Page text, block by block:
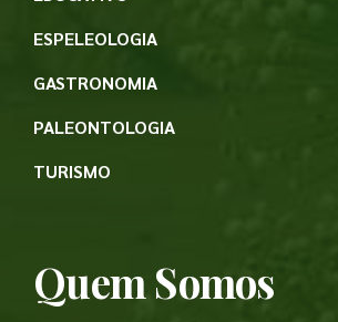
ESPELEOLOGIA
GASTRONOMIA
PALEONTOLOGIA
TURISMO
Quem Somos